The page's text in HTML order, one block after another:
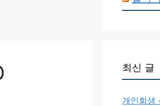
최신 글
개인회생